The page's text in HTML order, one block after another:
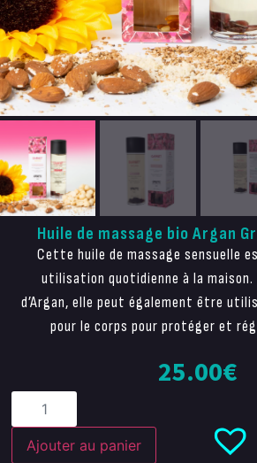
Huile de massage bio Argan
Cette huile de massage sensuelle
utilisation quotidienne à la maison.
d’Argan, elle peut également être
pour le corps pour protéger et
25.00€
Ajouter au panier